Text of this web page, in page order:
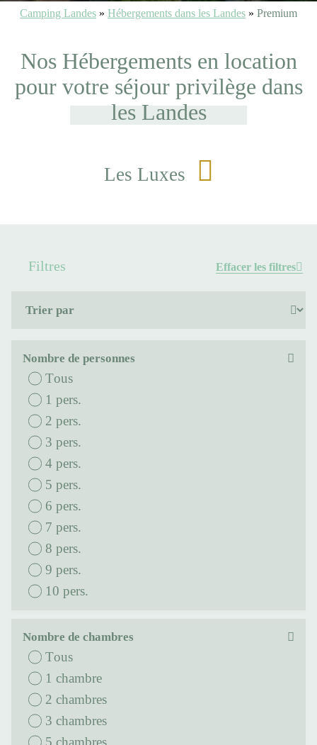
Camping Landes » Hébergements dans les Landes » Premium
Nos Hébergements en location
pour votre séjour privilège dans
les Landes
Les Luxes
Filtres Effacer les filtres
Nombre de personnes
Tous
1 pers.
2 pers.
3 pers.
4 pers.
5 pers.
6 pers.
7 pers.
8 pers.
9 pers.
10 pers.
Nombre de chambres
Tous
1 chambre
2 chambres
3 chambres
5 chambres